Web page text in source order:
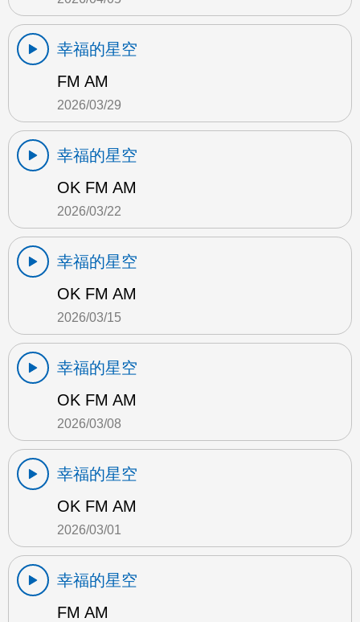
幸福的星空
FM AM
2026/03/29
幸福的星空
OK FM AM
2026/03/22
幸福的星空
OK FM AM
2026/03/15
幸福的星空
OK FM AM
2026/03/08
幸福的星空
OK FM AM
2026/03/01
幸福的星空
FM AM